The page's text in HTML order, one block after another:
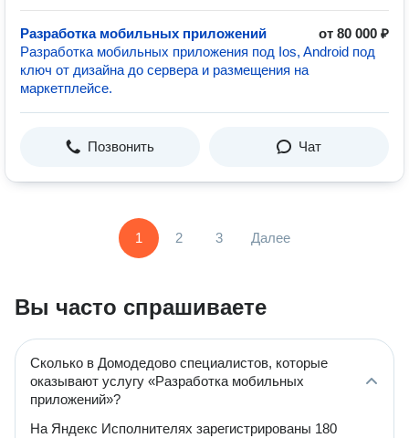
Разработка мобильных приложений
от 80 000 ₽
Разработка мобильных приложения под Ios, Android под
ключ от дизайна до сервера и размещения на
маркетплейсе.
Позвонить Чат
1 2 3 Далее
Вы часто спрашиваете
Сколько в Домодедово специалистов, которые
оказывают услугу «Разработка мобильных
приложений»?
На Яндекс Исполнителях зарегистрированы 180